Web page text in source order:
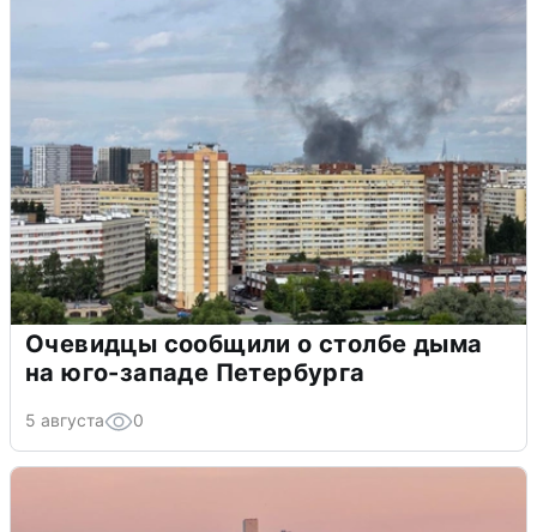
Очевидцы сообщили о столбе дыма
на юго-западе Петербурга
5 августа 0